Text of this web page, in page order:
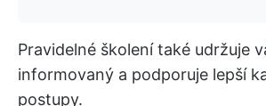
Pravidelné školení také udržuje
informovaný a podporuje lepší
postupy.